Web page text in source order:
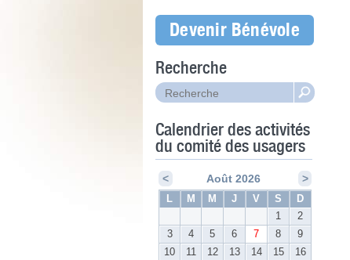
Devenir Bénévole
Recherche
Calendrier des activités
du comité des usagers
< Août 2026 >
L M M J V S
D
1
2
3
4 5 6 7 8
9
10
11 12 13 14 15
16